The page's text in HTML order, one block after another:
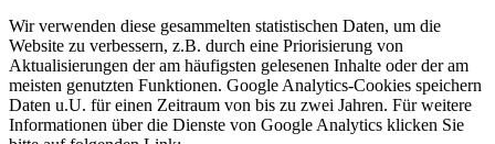
Wir verwenden diese gesammelten statistischen Daten, um die
Website zu verbessern, z.B. durch eine Priorisierung von
Aktualisierungen der am häufigsten gelesenen Inhalte oder der am
meisten genutzten Funktionen. Google Analytics-Cookies speichern
Daten u.U. für einen Zeitraum von bis zu zwei Jahren. Für weitere
Informationen über die Dienste von Google Analytics klicken Sie